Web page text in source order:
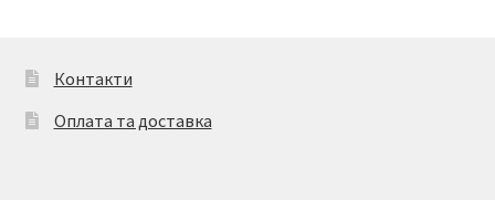
Контакти
Оплата та доставка